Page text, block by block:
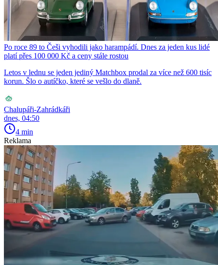
Po roce 89 to Češi vyhodili jako harampádí. Dnes za jeden kus lidé
platí přes 100 000 Kč a ceny stále rostou
Letos v lednu se jeden jediný Matchbox prodal za více než 600 tisíc
korun. Šlo o autíčko, které se vešlo do dlaně.
Chalupáři-Zahrádkáři
dnes, 04:50
4 min
Reklama